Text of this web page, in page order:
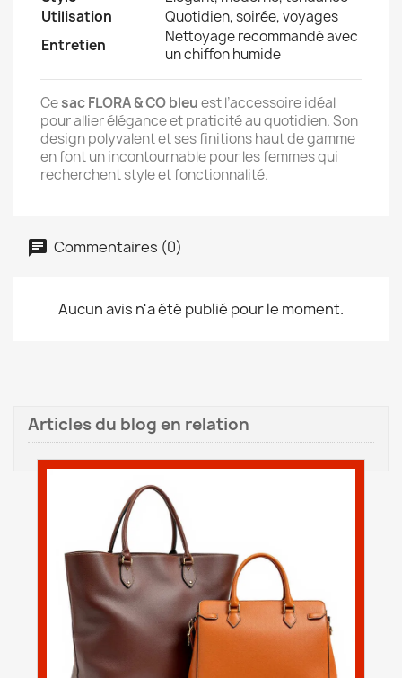
Utilisation
Quotidien, soirée, voyages
Entretien
Nettoyage recommandé avec
un chiffon humide
Cesac FLORA & CO bleuest l’accessoire idéal
pour allier élégance et praticité au quotidien. Son
design polyvalent et ses finitions haut de gamme
en font un incontournable pour les femmes qui
recherchent style et fonctionnalité.
Commentaires (0)
Aucun avis n'a été publié pour le moment.
Articles du blog en relation